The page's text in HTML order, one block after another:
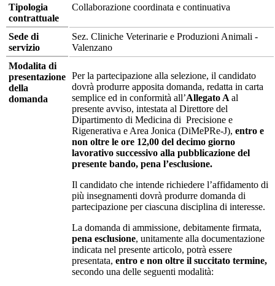
Tipologia
contrattuale
Collaborazione coordinata e continuativa
Sede di
servizio
Sez. Cliniche Veterinarie e Produzioni Animali -
Valenzano
Modalita di
presentazione
della
domanda
Per la partecipazione alla selezione, il candidato
dovrà produrre apposita domanda, redatta in carta
semplice ed in conformità all’Allegato A al
presente avviso, intestata al Direttore del
Dipartimento di Medicina di Precisione e
Rigenerativa e Area Jonica (DiMePRe-J), entro e
non oltre le ore 12,00 del decimo giorno
lavorativo successivo alla pubblicazione del
presente bando, pena l’esclusione.
Il candidato che intende richiedere l’affidamento di
più insegnamenti dovrà produrre domanda di
partecipazione per ciascuna disciplina di interesse.
La domanda di ammissione, debitamente firmata,
pena esclusione, unitamente alla documentazione
indicata nel presente articolo, potrà essere
presentata, entro e non oltre il succitato termine,
secondo una delle seguenti modalità: